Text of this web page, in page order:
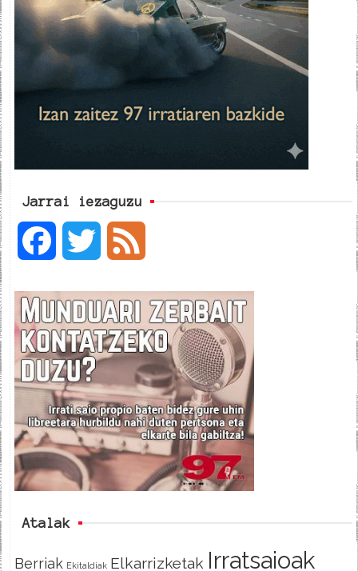
Jarrai iezaguzu
c
e
b
o
o
i
t
t
e
e
d
Atalak
Berriak Ekitaldiak Elkarrizketak Irratsaioak